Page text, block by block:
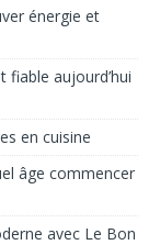
énergie et
aujourd’hui
en cuisine
âge commencer
avec Le Bon